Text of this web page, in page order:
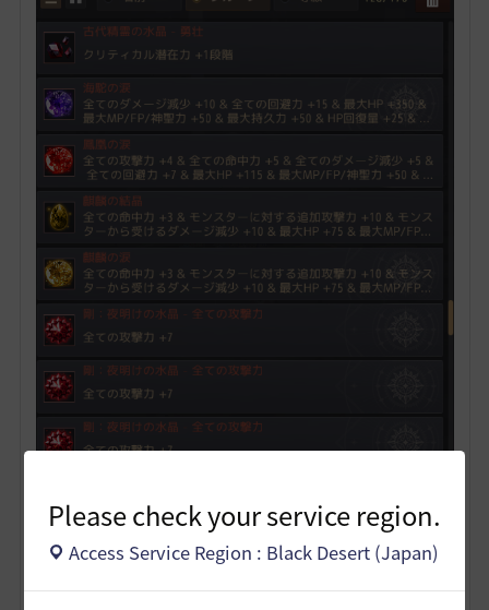
Please check your service region.
Access Service Region : Black Desert (Japan)